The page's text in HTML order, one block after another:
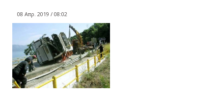
08 Απρ. 2019 / 08:02